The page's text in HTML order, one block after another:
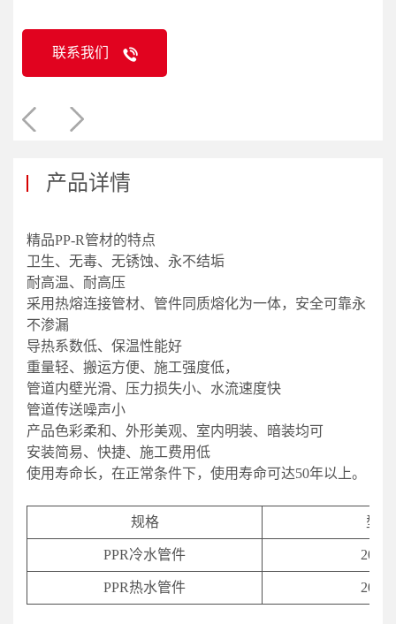
联系我们
产品详情
精品PP-R管材的特点
卫生、无毒、无锈蚀、永不结垢
耐高温、耐高压
采用热熔连接管材、管件同质熔化为一体，安全可靠永
不渗漏
导热系数低、保温性能好
重量轻、搬运方便、施工强度低，
管道内壁光滑、压力损失小、水流速度快
管道传送噪声小
产品色彩柔和、外形美观、室内明装、暗装均可
安装简易、快捷、施工费用低
使用寿命长，在正常条件下，使用寿命可达50年以上。
规格 型号
PPR冷水管件 20-
PPR热水管件 20-